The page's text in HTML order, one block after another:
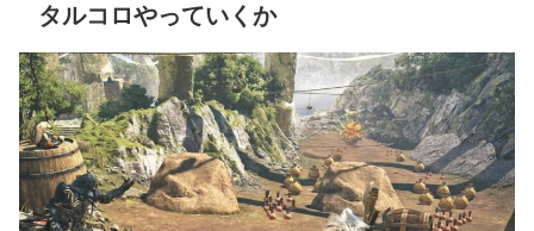
タルコロやっていくか